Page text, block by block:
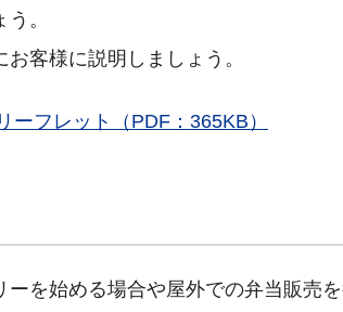
。
客様に説明しましょう。
ーフレット（PDF：365KB）
ーを始める場合や屋外での弁当販売